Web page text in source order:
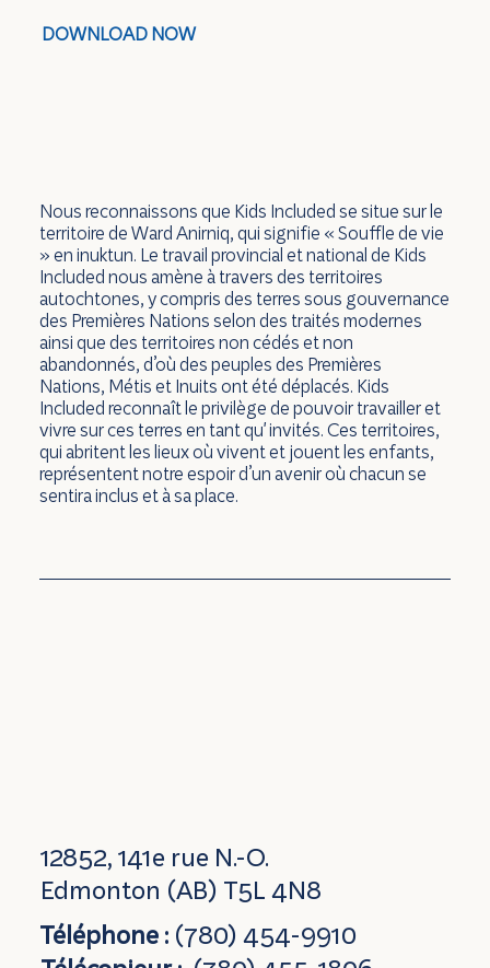
DOWNLOAD NOW
Nous reconnaissons que Kids Included se situe sur le
territoire de Ward Anirniq, qui signifie « Souffle de vie
» en inuktun. Le travail provincial et national de Kids
Included nous amène à travers des territoires
autochtones, y compris des terres sous gouvernance
des Premières Nations selon des traités modernes
ainsi que des territoires non cédés et non
abandonnés, d’où des peuples des Premières
Nations, Métis et Inuits ont été déplacés. Kids
Included reconnaît le privilège de pouvoir travailler et
vivre sur ces terres en tant qu' invités. Ces territoires,
qui abritent les lieux où vivent et jouent les enfants,
représentent notre espoir d’un avenir où chacun se
sentira inclus et à sa place.
12852, 141e rue N.-O.
Edmonton (AB) T5L 4N8
Téléphone : (780) 454-9910